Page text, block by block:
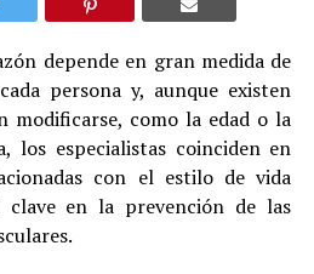
depende en gran medida de
persona y, aunque existen
modificarse, como la edad o la
los especialistas coinciden en
con el estilo de vida
clave en la prevención de las